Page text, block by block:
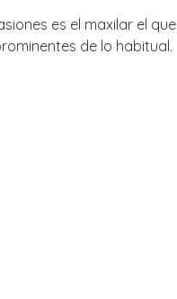
es el maxilar el que
de lo habitual.